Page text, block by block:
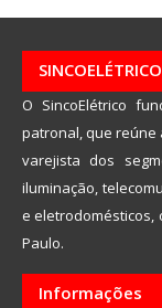
SINCOELÉTRICO
O SincoElétrico
patronal, que reúne
varejista dos
iluminação,
e eletrodomésticos,
Paulo.
Informações